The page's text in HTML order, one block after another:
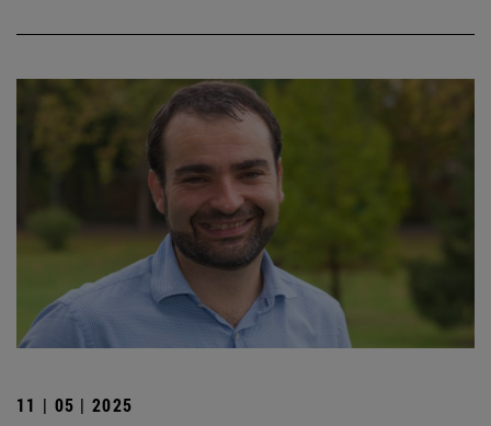
11 | 05 | 2025